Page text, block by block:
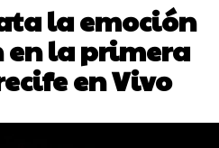
la emoción
en la primera
en Vivo